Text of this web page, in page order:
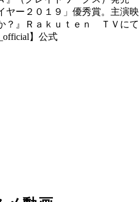
ヤー２０１９」優秀賞。主演映
？』Ｒａｋｕｔｅｎ ＴＶにて
】公式